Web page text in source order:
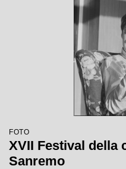
FOTO
XVII Festival della
Sanremo